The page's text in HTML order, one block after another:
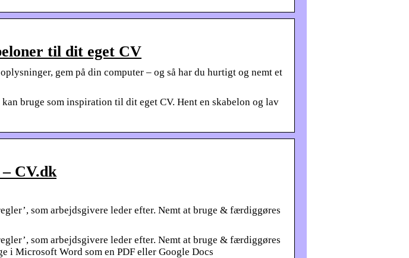
til dit eget CV
gem på din computer – og så har du hurtigt og nemt et
bruge som inspiration til dit eget CV. Hent en skabelon og lav
CV.dk
som arbejdsgivere leder efter. Nemt at bruge & færdiggøres
som arbejdsgivere leder efter. Nemt at bruge & færdiggøres
i Microsoft Word som en PDF eller Google Docs